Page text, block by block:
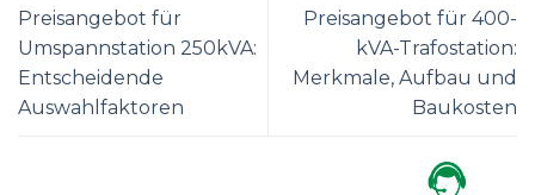
Preisangebot für
Umspannstation 250kVA:
Entscheidende
Auswahlfaktoren
Preisangebot für 400-
kVA-Trafostation:
Merkmale, Aufbau und
Baukosten